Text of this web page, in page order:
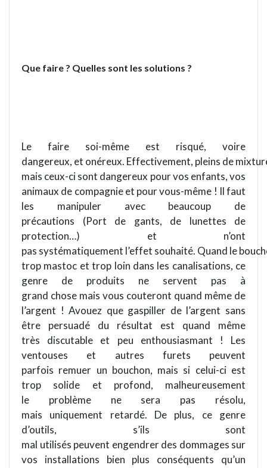
Que faire ? Quelles sont les solutions ?
Le faire soi-même est risqué, voire
dangereux, et onéreux. Effectivement, pleins de
mais ceux-ci sont dangereux pour vos enfants, vos
animaux de compagnie et pour vous-même ! Il faut
les manipuler avec beaucoup de
précautions (Port de gants, de lunettes de
protection…) et n’ont
pas systématiquement l’effet souhaité. Quand le
trop mastoc et trop loin dans les canalisations, ce
genre de produits ne servent pas à
grand chose mais vous couteront quand même de
l’argent ! Avouez que gaspiller de l’argent sans
être persuadé du résultat est quand même
très discutable et peu enthousiasmant ! Les
ventouses et autres furets peuvent
parfois remuer un bouchon, mais si celui-ci est
trop solide et profond, malheureusement
le problème ne sera pas résolu,
mais uniquement retardé. De plus, ce genre
d’outils, s’ils sont
mal utilisés peuvent engendrer des dommages sur
vos installations bien plus conséquents qu’un